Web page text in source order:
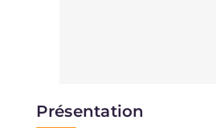
Présentation